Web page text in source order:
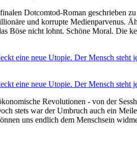
Dotcomtod-Roman geschrieben
und korrupte Medienparvenus.
Böse nicht lohnt. Schöne Moral. Die
eine neue Utopie. Der Mensch
eine neue Utopie. Der Mensch
Revolutionen - von der
stets war der Umbruch auch ein
uns endlich dem Menschsein